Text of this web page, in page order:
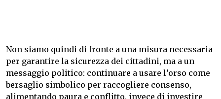
Non siamo quindi di fronte a una misura necessaria
per garantire la sicurezza dei cittadini, ma a un
messaggio politico: continuare a usare l’orso come
bersaglio simbolico per raccogliere consenso,
alimentando paura e conflitto, invece di investire